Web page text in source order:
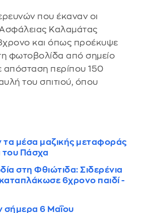
που έκαναν οι
Ασφάλειας Καλαμάτας
και όπως προέκυψε
φωτοβολίδα από σημείο
απόσταση περίπου 150
του σπιτιού, όπου
τα μέσα μαζικής μεταφοράς
του Πάσχα
στη Φθιώτιδα: Σιδερένια
6χρονο παιδί -
σήμερα 6 Μαΐου